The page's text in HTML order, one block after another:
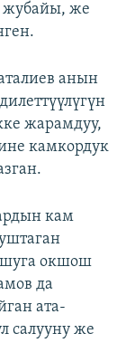
жубайы, же
анын
жарамдуу,
камкордук
кам
окшош
да
ата-
салууну же